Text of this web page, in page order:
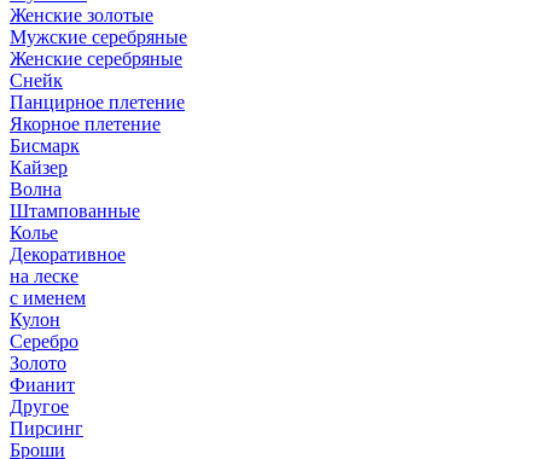
Женские золотые
Мужские серебряные
Женские серебряные
Снейк
Панцирное плетение
Якорное плетение
Бисмарк
Кайзер
Волна
Штампованные
Колье
Декоративное
на леске
с именем
Кулон
Серебро
Золото
Фианит
Другое
Пирсинг
Броши